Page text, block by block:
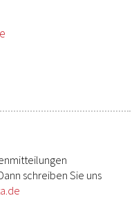
schreiben Sie uns